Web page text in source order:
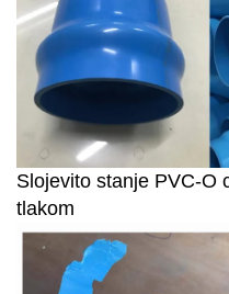
Slojevito stanje PVC-O
tlakom